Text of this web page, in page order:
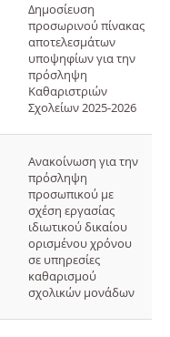
Δημοσίευση
προσωρινού πίνακας
αποτελεσμάτων
υποψηφίων για την
πρόσληψη
Καθαριστριών
Σχολείων 2025-2026
Ανακοίνωση για την
πρόσληψη
προσωπικού με
σχέση εργασίας
ιδιωτικού δικαίου
ορισμένου χρόνου
σε υπηρεσίες
καθαρισμού
σχολικών μονάδων